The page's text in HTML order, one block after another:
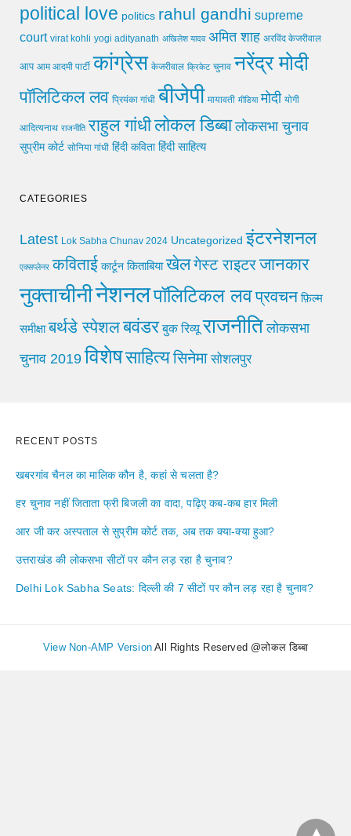
political love politics rahul gandhi supreme
court virat kohli yogi adityanath अखिलेश यादव अमित शाह अरविंद केजरीवाल
आप आम आदमी पार्टी कांग्रेस केजरीवाल क्रिकेट चुनाव नरेंद्र मोदी
पॉलिटिकल लव प्रियंका गांधी बीजेपी मायावती मीडिया मोदी योगी
आदित्यनाथ राजनीति राहुल गांधीलोकल डिब्बा लोकसभा चुनाव
सुप्रीम कोर्ट सोनिया गांधी हिंदी कविता हिंदी साहित्य
CATEGORIES
Latest Lok Sabha Chunav 2024 Uncategorized इंटरनेशनल
एक्सप्लेनर कविताई कार्टून किताबिया खेलगेस्ट राइटरजानकार
नुक्ताचीनीनेशनलपॉलिटिकल लवप्रवचन फ़िल्म
समीक्षा बर्थडे स्पेशलबवंडर बुक रिव्यू राजनीति लोकसभा
चुनाव 2019 विशेषसाहित्यसिनेमा सोशलपुर
RECENT POSTS
खबरगांव चैनल का मालिक कौन है, कहां से चलता है?
हर चुनाव नहीं जिताता फ्री बिजली का वादा, पढ़िए कब-कब हार मिली
आर जी कर अस्पताल से सुप्रीम कोर्ट तक, अब तक क्या-क्या हुआ?
उत्तराखंड की लोकसभा सीटों पर कौन लड़ रहा है चुनाव?
Delhi Lok Sabha Seats: दिल्ली की 7 सीटों पर कौन लड़ रहा है चुनाव?
View Non-AMP Version All Rights Reserved @लोकल डिब्बा